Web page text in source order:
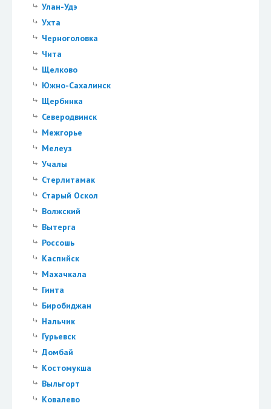
Улан-Удэ
Ухта
Черноголовка
Чита
Щелково
Южно-Сахалинск
Щербинка
Северодвинск
Межгорье
Мелеуз
Учалы
Стерлитамак
Старый Оскол
Волжский
Вытерга
Россошь
Каспийск
Махачкала
Гинта
Биробиджан
Нальчик
Гурьевск
Домбай
Костомукша
Выльгорт
Ковалево